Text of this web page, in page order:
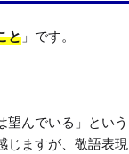
と 」です。
望んでいる」という
じますが、敬語表現